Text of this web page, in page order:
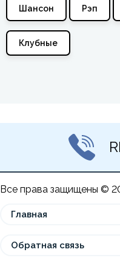
Шансон Рэп
Клубные
Все права защищены ©
Главная
Обратная связь